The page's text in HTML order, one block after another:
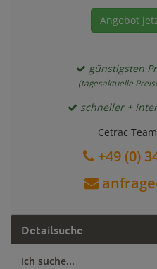
Angebot
günstigsten
(tagesaktuelle
schneller +
Cetrac
+49 (0)
Detailsuche
Ich suche...